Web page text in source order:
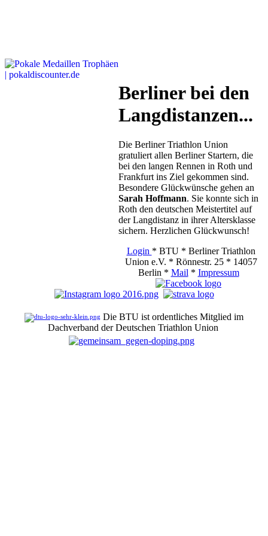
Berliner bei den
Langdistanzen...
Die Berliner Triathlon Union
gratuliert allen Berliner Startern, die
bei den langen Rennen in Roth und
Frankfurt ins Ziel gekommen sind.
Besondere Glückwünsche gehen an
Sarah Hoffmann. Sie konnte sich in
Roth den deutschen Meistertitel auf
der Langdistanz in ihrer Altersklasse
sichern. Herzlichen Glückwunsch!
Login * BTU * Berliner Triathlon
Union e.V. * Rönnestr. 25 * 14057
Berlin * Mail * Impressum
Die BTU ist ordentliches Mitglied im
Dachverband der Deutschen Triathlon Union